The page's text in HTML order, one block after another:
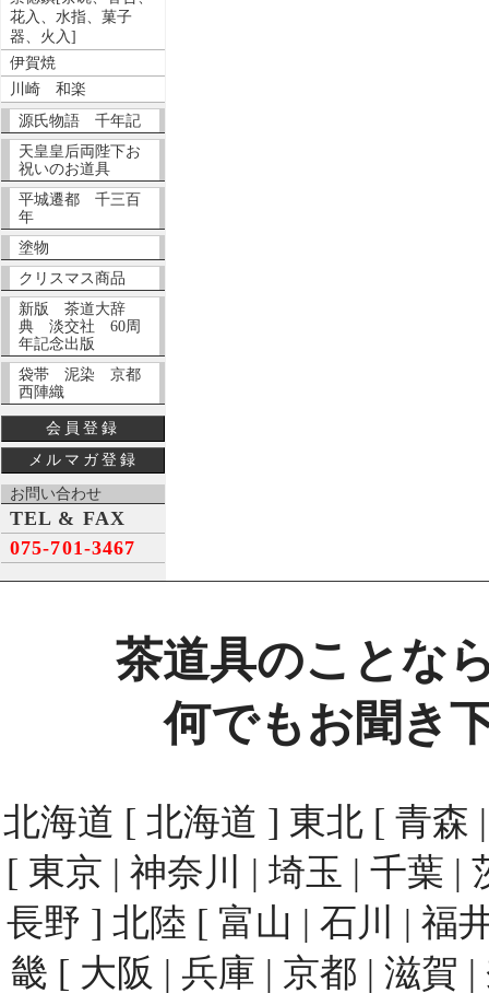
花入、水指、菓子
器、火入]
伊賀焼
川崎 和楽
源氏物語 千年記
天皇皇后両陛下お
祝いのお道具
平城遷都 千三百
年
塗物
クリスマス商品
新版 茶道大辞
典 淡交社 60周
年記念出版
袋帯 泥染 京都
西陣織
会員登録
メルマガ登録
お問い合わせ
TEL & FAX
075-701-3467
茶道具のことな
何でもお聞き
北海道 [ 北海道 ] 東北 [ 青森
[ 東京 | 神奈川 | 埼玉 | 千葉 |
長野 ] 北陸 [ 富山 | 石川 | 福
畿 [ 大阪 | 兵庫 | 京都 | 滋賀